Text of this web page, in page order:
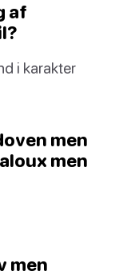
af
i karakter
men
men
men